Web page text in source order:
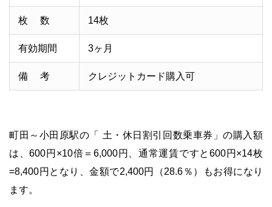
枚 ○○数 14枚
有効期間 3ヶ月
備 ○○考 クレジットカード購入可
町田～小田原駅の「 土・休日割引回数乗車券」の購入額
は、600円×10倍＝6,000円、通常運賃ですと600円×14枚
=8,400円となり、金額で2,400円（28.6％）もお得になり
ます。